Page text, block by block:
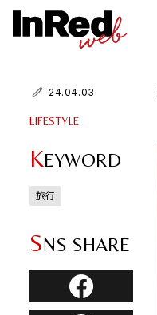
24.04.03
LIFESTYLE
KEYWORD
旅行
SNS SHARE